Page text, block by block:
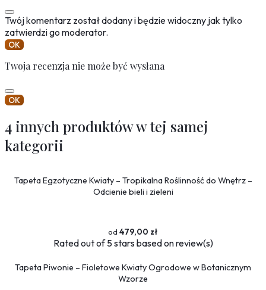
Twój komentarz został dodany i będzie widoczny jak tylko
zatwierdzi go moderator.
OK
Twoja recenzja nie może być wysłana
OK
4 innych produktów w tej samej
kategorii
Tapeta Egzotyczne Kwiaty – Tropikalna Roślinność do Wnętrz –
Odcienie bieli i zieleni
479,00 zł
Ratedout of 5 stars based onreview(s)
Tapeta Piwonie – Fioletowe Kwiaty Ogrodowe w Botanicznym
Wzorze